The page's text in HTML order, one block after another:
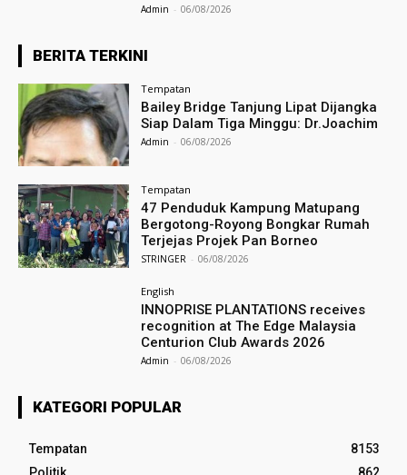
Admin - 06/08/2026
BERITA TERKINI
Tempatan
Bailey Bridge Tanjung Lipat Dijangka
Siap Dalam Tiga Minggu: Dr.Joachim
Admin - 06/08/2026
Tempatan
47 Penduduk Kampung Matupang
Bergotong-Royong Bongkar Rumah
Terjejas Projek Pan Borneo
STRINGER - 06/08/2026
English
INNOPRISE PLANTATIONS receives
recognition at The Edge Malaysia
Centurion Club Awards 2026
Admin - 06/08/2026
KATEGORI POPULAR
Tempatan
8153